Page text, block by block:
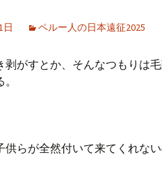
日 ペルー人の日本遠征2025
剥がすとか、そんなつもりは
らが全然付いて来てくれない